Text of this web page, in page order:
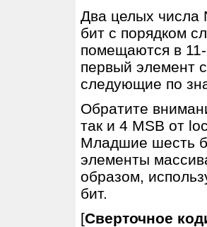
Два целых числа
бит с порядком
помещаются в
первый элемент
следующие по
Обратите
так и 4 MSB от
Младшие шесть
элементы
образом,
бит.
[Сверточное